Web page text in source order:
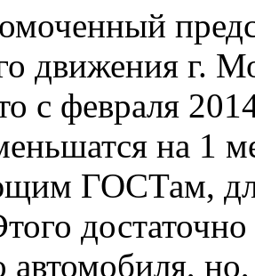
движения г.
с февраля
на 1
ГОСТам,
автомобиля,